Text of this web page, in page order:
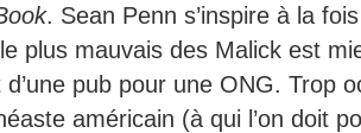
. Sean Penn s’inspire à la
plus mauvais des Malick est
d’une pub pour une ONG. Trop
américain (à qui l’on doit